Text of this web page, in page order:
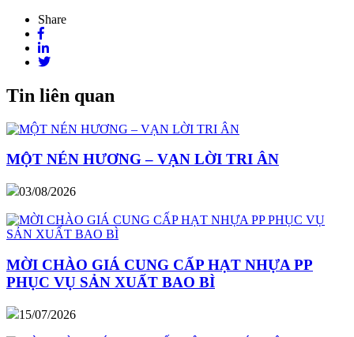
Share
Tin liên quan
MỘT NÉN HƯƠNG – VẠN LỜI TRI ÂN
03/08/2026
MỜI CHÀO GIÁ CUNG CẤP HẠT NHỰA PP
PHỤC VỤ SẢN XUẤT BAO BÌ
15/07/2026